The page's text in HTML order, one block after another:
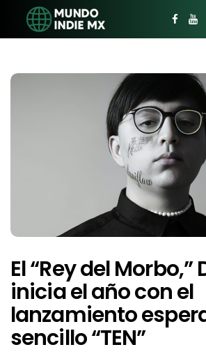
El “Rey del Morbo,”
inicia el año con el
lanzamiento
sencillo “TEN”